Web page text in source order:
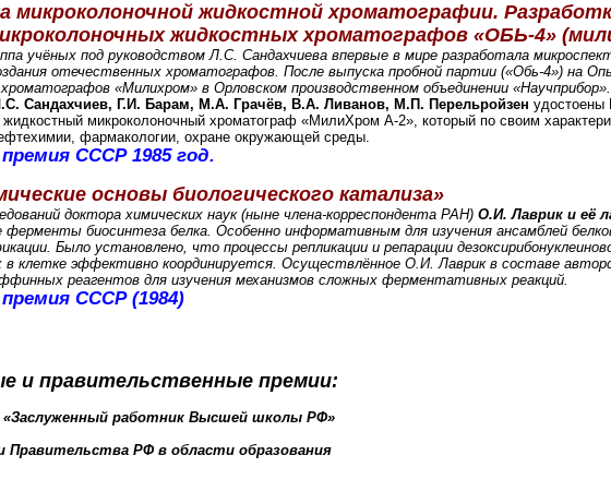
микроколоночной жидкостной хроматографии.
жидкостных хроматографов «ОБЬ-4»
учёных под руководством Л.С. Сандахчиева впервые в мире разработала
отечественных хроматографов. После выпуска пробной партии («Обь-4») на
«Милихром» в Орловском производственном объединении «Научприбор».
Сандахчиев, Г.И. Барам, М.А. Грачёв, В.А. Ливанов, М.П. Перельройзен удостоены
микроколоночный хроматограф «МилиХром А-2», который по своим
фармакологии, охране окружающей среды.
СССР 1985 год.
основы биологического катализа»
доктора химических наук (ныне члена-корреспондента РАН) О.И. Лаврик и её
биосинтеза белка. Особенно информативным для изучения ансамблей
Было установлено, что процессы репликации и репарации
клетке эффективно координируется. Осуществлённое О.И. Лаврик в составе
реагентов для изучения механизмов сложных ферментативных реакций.
СССР (1984)
и правительственные премии:
«Заслуженный работник Высшей школы РФ»
Правительства РФ в области образования